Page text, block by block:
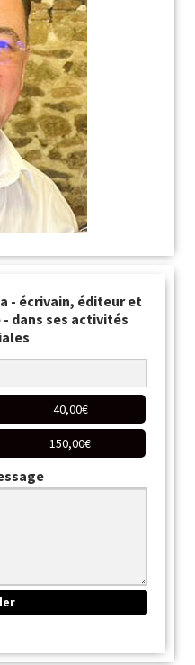
- écrivain, éditeur et
dans ses activités
40,00€
150,00€